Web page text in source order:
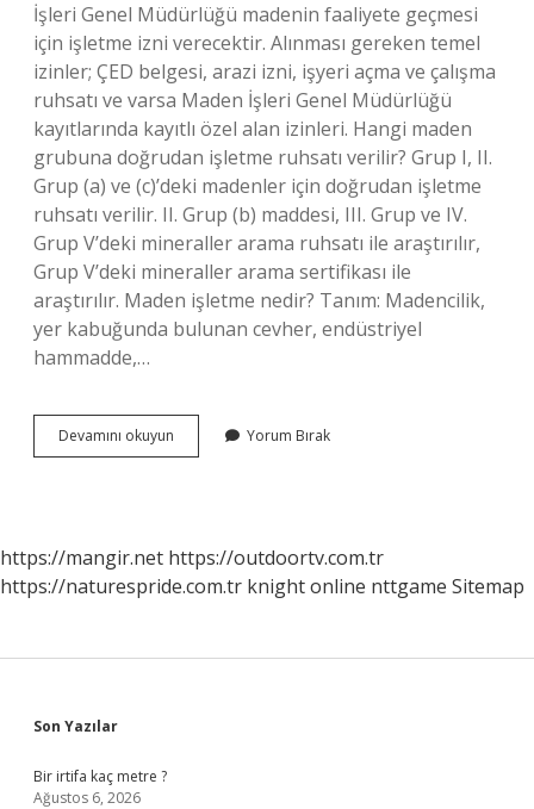
İşleri Genel Müdürlüğü madenin faaliyete geçmesi
için işletme izni verecektir. Alınması gereken temel
izinler; ÇED belgesi, arazi izni, işyeri açma ve çalışma
ruhsatı ve varsa Maden İşleri Genel Müdürlüğü
kayıtlarında kayıtlı özel alan izinleri. Hangi maden
grubuna doğrudan işletme ruhsatı verilir? Grup I, II.
Grup (a) ve (c)’deki madenler için doğrudan işletme
ruhsatı verilir. II. Grup (b) maddesi, III. Grup ve IV.
Grup V’deki mineraller arama ruhsatı ile araştırılır,
Grup V’deki mineraller arama sertifikası ile
araştırılır. Maden işletme nedir? Tanım: Madencilik,
yer kabuğunda bulunan cevher, endüstriyel
hammadde,…
Devamını okuyun
Madenin
Şartlar
Nelerdir
Yorum Bırak
https://mangir.net https://outdoortv.com.tr
https://naturespride.com.tr knight online nttgame Sitemap
Sidebar
Son Yazılar
Bir irtifa kaç metre ?
Ağustos 6, 2026